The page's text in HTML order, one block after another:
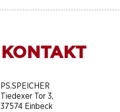
KONTAKT
​PS.SPEICHER
Tiedexer Tor 3,
37574 Einbeck